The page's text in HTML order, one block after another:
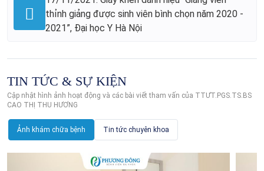
thỉnh giảng được sinh viên bình chọn năm 2020 -
2021”, Đại học Y Hà Nội
TIN TỨC & SỰ KIỆN
Cập nhật hình ảnh hoạt động và các bài viết tham vấn của TTƯT.PGS.TS.BS
CAO THỊ THU HƯƠNG
Ảnh khám chữa bệnh Tin tức chuyên khoa